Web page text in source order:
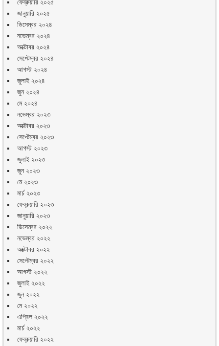
ফেব্রুয়ারি ২০২৫
জানুয়ারি ২০২৫
ডিসেম্বর ২০২৪
নভেম্বর ২০২৪
অক্টোবর ২০২৪
সেপ্টেম্বর ২০২৪
আগস্ট ২০২৪
জুলাই ২০২৪
জুন ২০২৪
মে ২০২৪
নভেম্বর ২০২৩
অক্টোবর ২০২৩
সেপ্টেম্বর ২০২৩
আগস্ট ২০২৩
জুলাই ২০২৩
জুন ২০২৩
মে ২০২৩
মার্চ ২০২৩
ফেব্রুয়ারি ২০২৩
জানুয়ারি ২০২৩
ডিসেম্বর ২০২২
নভেম্বর ২০২২
অক্টোবর ২০২২
সেপ্টেম্বর ২০২২
আগস্ট ২০২২
জুলাই ২০২২
জুন ২০২২
মে ২০২২
এপ্রিল ২০২২
মার্চ ২০২২
ফেব্রুয়ারি ২০২২